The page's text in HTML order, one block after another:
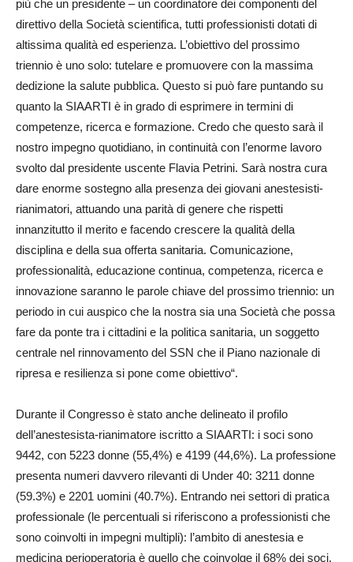
più che un presidente – un coordinatore dei componenti del
direttivo della Società scientifica, tutti professionisti dotati di
altissima qualità ed esperienza. L’obiettivo del prossimo
triennio è uno solo: tutelare e promuovere con la massima
dedizione la salute pubblica. Questo si può fare puntando su
quanto la SIAARTI è in grado di esprimere in termini di
competenze, ricerca e formazione. Credo che questo sarà il
nostro impegno quotidiano, in continuità con l’enorme lavoro
svolto dal presidente uscente Flavia Petrini. Sarà nostra cura
dare enorme sostegno alla presenza dei giovani anestesisti-
rianimatori, attuando una parità di genere che rispetti
innanzitutto il merito e facendo crescere la qualità della
disciplina e della sua offerta sanitaria. Comunicazione,
professionalità, educazione continua, competenza, ricerca e
innovazione saranno le parole chiave del prossimo triennio: un
periodo in cui auspico che la nostra sia una Società che possa
fare da ponte tra i cittadini e la politica sanitaria, un soggetto
centrale nel rinnovamento del SSN che il Piano nazionale di
ripresa e resilienza si pone come obiettivo“.
Durante il Congresso è stato anche delineato il profilo
dell’anestesista-rianimatore iscritto a SIAARTI: i soci sono
9442, con 5223 donne (55,4%) e 4199 (44,6%). La professione
presenta numeri davvero rilevanti di Under 40: 3211 donne
(59.3%) e 2201 uomini (40.7%). Entrando nei settori di pratica
professionale (le percentuali si riferiscono a professionisti che
sono coinvolti in impegni multipli): l’ambito di anestesia e
medicina perioperatoria è quello che coinvolge il 68% dei soci,